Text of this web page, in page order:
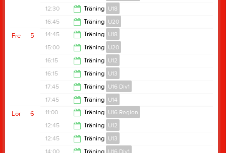
10:00
13:00
12:30 Träning U18
13:45
16:45 Träning U20
18:00
5
Fre 14:45 Träning U18
15:45
15:00 Träning U20
16:00
16:15 Träning U12
17:30
16:15 Träning U13
17:30
17:45 Träning U16 Div1
19:00
17:45 Träning U14
19:00
6
Lör 11:00 Träning U16 Region
12:15
12:45 Träning U12
14:00
12:45 Träning U13